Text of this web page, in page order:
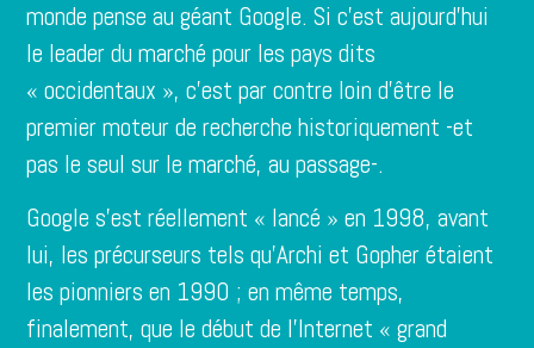
monde pense au géant Google. Si c’est aujourd’hui
le leader du marché pour les pays dits
« occidentaux », c’est par contre loin d’être le
premier moteur de recherche historiquement -et
pas le seul sur le marché, au passage-.
Google s’est réellement « lancé » en 1998, avant
lui, les précurseurs tels qu’Archi et Gopher étaient
les pionniers en 1990 ; en même temps,
finalement, que le début de l’Internet « grand